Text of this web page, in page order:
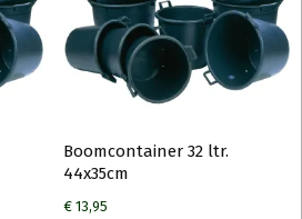
Boomcontainer 32 ltr.
44x35cm
€13,95